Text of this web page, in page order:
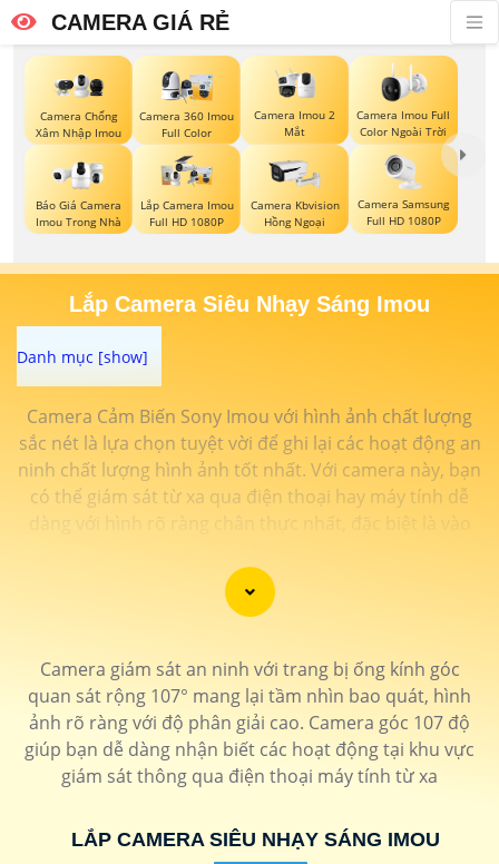
CAMERA GIÁ RẺ
Camera Chống
Xâm Nhập Imou
Camera 360 Imou
Full Color
Camera Imou 2
Mắt
Camera Imou Full
Color Ngoài Trời
Báo Giá Camera
Imou Trong Nhà
Lắp Camera Imou
Full HD 1080P
Camera Kbvision
Hồng Ngoại
Camera Samsung
Full HD 1080P
Lắp Camera Siêu Nhạy Sáng Imou
Camera Cảm Biến Sony Imou với hình ảnh chất lượng
sắc nét là lựa chọn tuyệt vời để ghi lại các hoạt động an
ninh chất lượng hình ảnh tốt nhất. Với camera này, bạn
có thể giám sát từ xa qua điện thoại hay máy tính dễ
dàng với hình rõ ràng chân thực nhất, đặc biệt là vào
'
Camera giám sát an ninh với trang bị ống kính góc
quan sát rộng 107° mang lại tầm nhìn bao quát, hình
ảnh rõ ràng với độ phân giải cao. Camera góc 107 độ
giúp bạn dễ dàng nhận biết các hoạt động tại khu vực
giám sát thông qua điện thoại máy tính từ xa
LẮP CAMERA SIÊU NHẠY SÁNG IMOU